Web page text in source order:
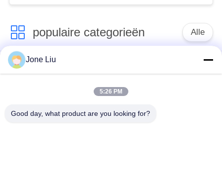
populaire categorieën Alle
De Schok van de
luchtopschorting
luchtopschorting
Benz de Delen
BMW-de Delen van
Jone Liu
5:26 PM
Good day, what product are you looking for?